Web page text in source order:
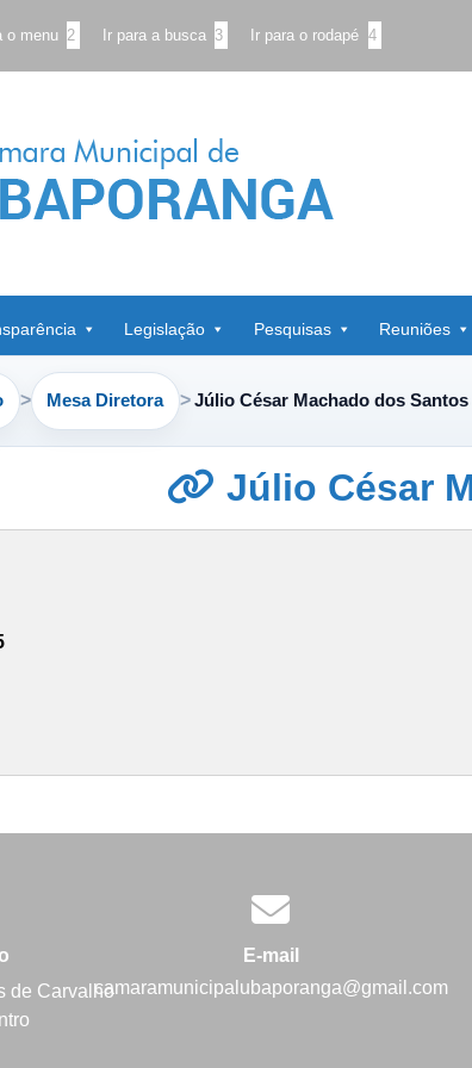
o menu 2 Ir para a busca 3 Ir para o rodapé 4
Legislação Pesquisas Reuniões
Mesa Diretora Júlio César Machado dos Santos
Júlio César
de Carvalho
E-mail
camaramunicipalubaporanga@gmail.com